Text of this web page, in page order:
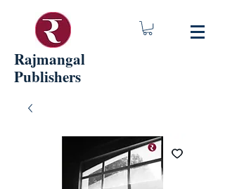
Rajmangal
Publishers